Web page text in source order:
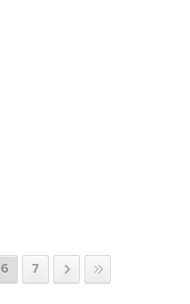
6 7